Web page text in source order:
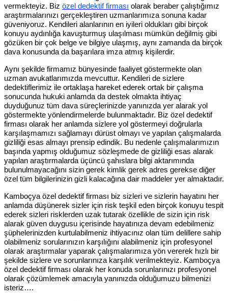
vermekteyiz. Biz özel dedektif firması olarak beraber çalıştığımız
araştırmalarınızı gerçekleştiren uzmanlarımıza sonuna kadar
güveniyoruz. Kendileri alanlarının en iyileri oldukları gibi birçok
konuyu aydınlığa kavuşturmuş ulaşılması mümkün değilmiş gibi
gözüken bir çok belge ve bilgiye ulaşmış, aynı zamanda da birçok
dava konusunda da başarılara imza atmış kişilerdir.
Aynı şekilde firmamız bünyesinde faaliyet göstermekte olan
uzman avukatlarımızda mevcuttur. Kendileri de sizlere
dedektiflerimiz ile ortaklaşa hareket ederek ortak bir çalışma
sonucunda hukuki anlamda da destek olmakta ihtiyaç
duyduğunuz tüm dava süreçlerinizde yanınızda yer alarak yol
göstermekte yönlendirmelerde bulunmaktadır. Biz özel dedektif
firması olarak her anlamda sizlere yol göstermeyi doğrularla
karşılaşmamızı sağlamayı dürüst olmayı ve yapılan çalışmalarda
gizliliği esas almayı prensip edindik. Bu nedenle çalışmalarımızın
başında yapmış olduğumuz sözleşmede de gizliliği esas alarak
yapılan araştırmalarda üçüncü şahıslara bilgi aktarımında
bulunulmayacağını sizin gerek kimlik gerek adres gerekse diğer
özel tüm bilgilerinizin gizli kalacağına dair maddeler yer almaktadır.
Kamboçya özel dedektif firması biz sizleri ve sizlerin hayatını her
anlamda düşünerek sizler için risk teşkil eden birçok konuyu tespit
ederek sizleri risklerden uzak tutarak özellikle de sizin için risk
alarak güven duygusu içerisinde hayatınıza devam edebilmeniz
şüphelerinizden kurtulabilmeniz ihtiyacınız olan tüm delillere sahip
olabilmeniz sorularınızın karşılığını alabilmeniz için profesyonel
olarak araştırmalar yaparak çalışmalarımıza yön vererek hızlı bir
şekilde sizlere ve sorunlarınıza karşılık verilmekteyiz. Kamboçya
özel dedektif firması olarak her konuda sorunlarınızı profesyonel
olarak çözümlemek amacıyla yanınızda olduğumuzu bilmenizi
isteriz….